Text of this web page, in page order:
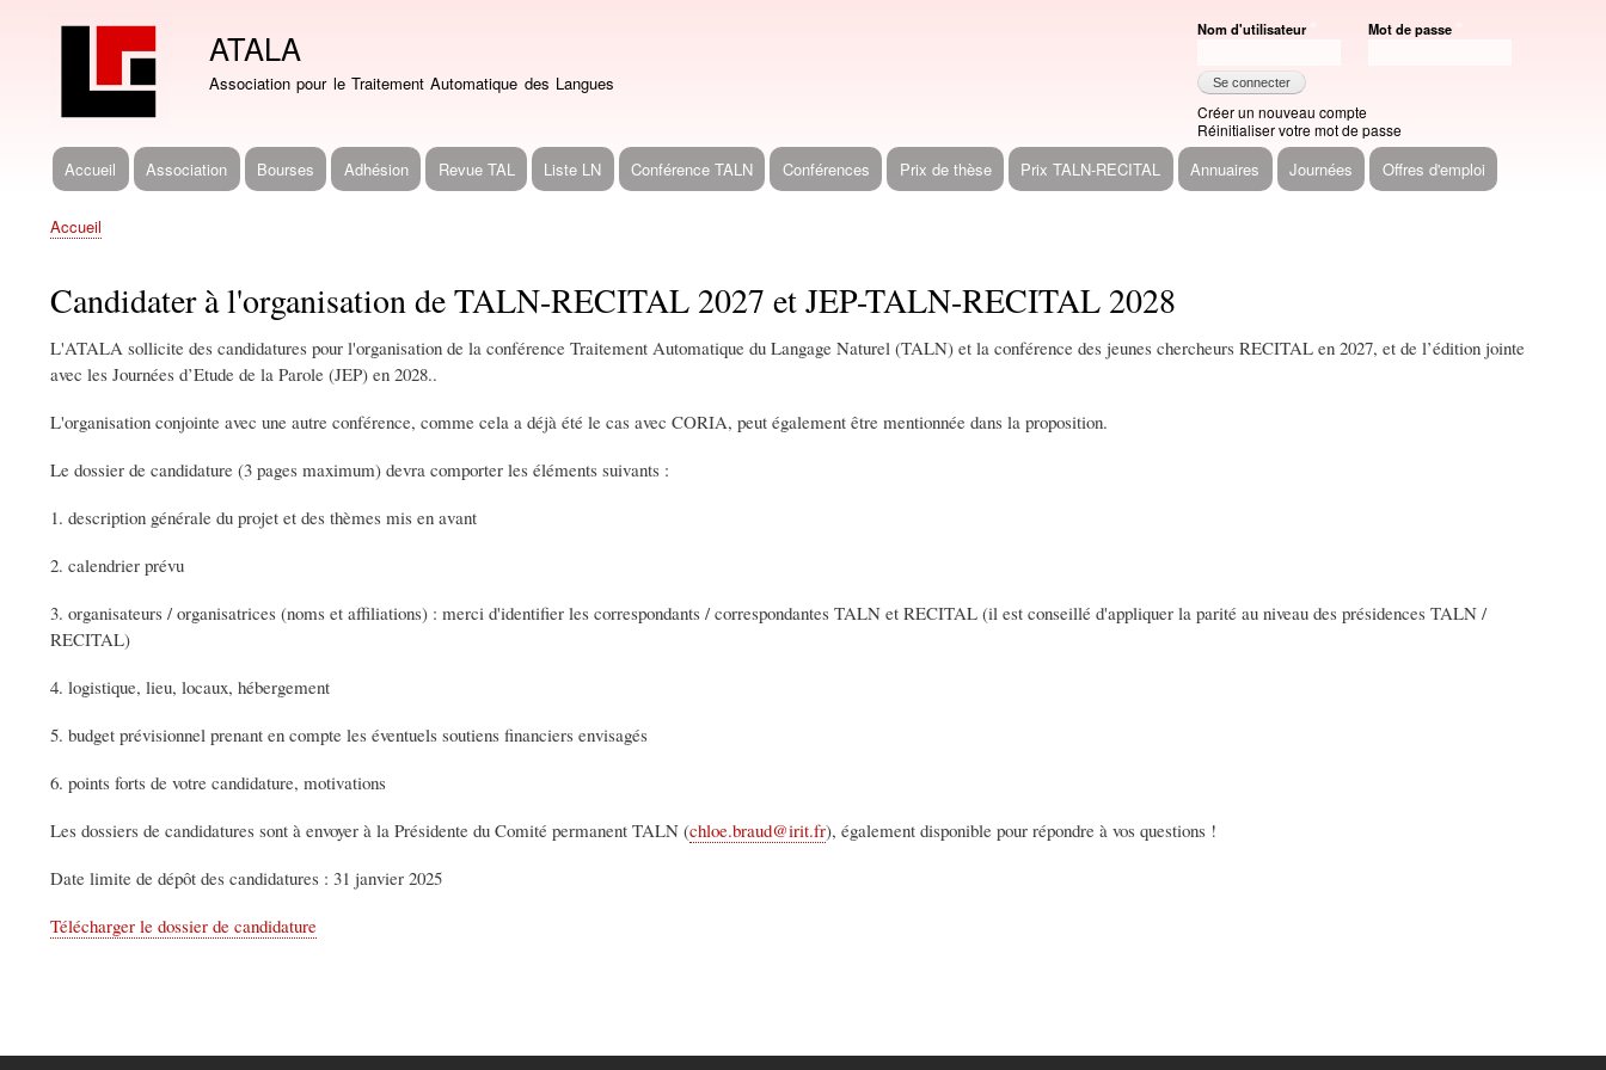
Nom d'utilisateur Mot de passe
Créer un nouveau compte
Réinitialiser votre mot de passe
ATALA
Association pour le Traitement Automatique des Langues
Navigation
Accueil Association Bourses Adhésion Revue TAL Liste LN Conférence TALN Conférences Prix de thèse Prix TALN-RECITAL Annuaires Journées Offres d'emploi
Fil
Accueil
Candidater à l'organisation de TALN-RECITAL 2027 et JEP-TALN-RECITAL 2028
L'ATALA sollicite des candidatures pour l'organisation de la conférence Traitement Automatique du Langage Naturel (TALN) et la conférence des jeunes chercheurs RECITAL en 2027, et de l’édition jointe
avec les Journées d’Etude de la Parole (JEP) en 2028..
L'organisation conjointe avec une autre conférence, comme cela a déjà été le cas avec CORIA, peut également être mentionnée dans la proposition.
Le dossier de candidature (3 pages maximum) devra comporter les éléments suivants :
1. description générale du projet et des thèmes mis en avant
2. calendrier prévu
3. organisateurs / organisatrices (noms et affiliations) : merci d'identifier les correspondants / correspondantes TALN et RECITAL (il est conseillé d'appliquer la parité au niveau des présidences TALN /
RECITAL)
4. logistique, lieu, locaux, hébergement
5. budget prévisionnel prenant en compte les éventuels soutiens financiers envisagés
6. points forts de votre candidature, motivations
Les dossiers de candidatures sont à envoyer à la Présidente du Comité permanent TALN (chloe.braud@irit.fr), également disponible pour répondre à vos questions !
Date limite de dépôt des candidatures : 31 janvier 2025
Télécharger le dossier de candidature